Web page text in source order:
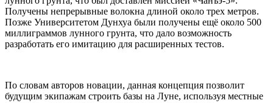
Получены непрерывные волокна длиной около трех метров.
Позже Университетом Дунхуа были получены ещё около 500
миллиграммов лунного грунта, что дало возможность
разработать его имитацию для расширенных тестов.
По словам авторов новации, данная концепция позволит
будущим экипажам строить базы на Луне, используя местные